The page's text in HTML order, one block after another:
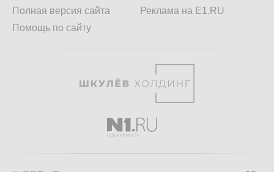
Полная версия сайта
Помощь по сайту
Реклама на E1.RU